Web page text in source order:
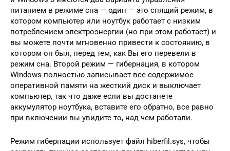
питанием в режиме сна — один — это спящий режим, в
котором компьютер или ноутбук работает с низким
потреблением электроэнергии (но при этом работает) и
вы можете почти мгновенно привести к состоянию, в
котором он был, перед тем, как Вы его перевели в
режим сна. Второй режим — гибернация, в котором
Windows полностью записывает все содержимое
оперативной памяти на жесткий диск и выключает
компьютер, так что даже если вы достанете
аккумулятор ноутбука, вставите его обратно, все равно
при включении вы увидите то, над чем работали.
Режим гибернации использует файл hiberfil.sys, чтобы